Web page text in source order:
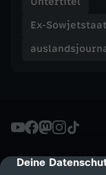
cmp-dialog-
Deine
n
R
s
s
Ex-